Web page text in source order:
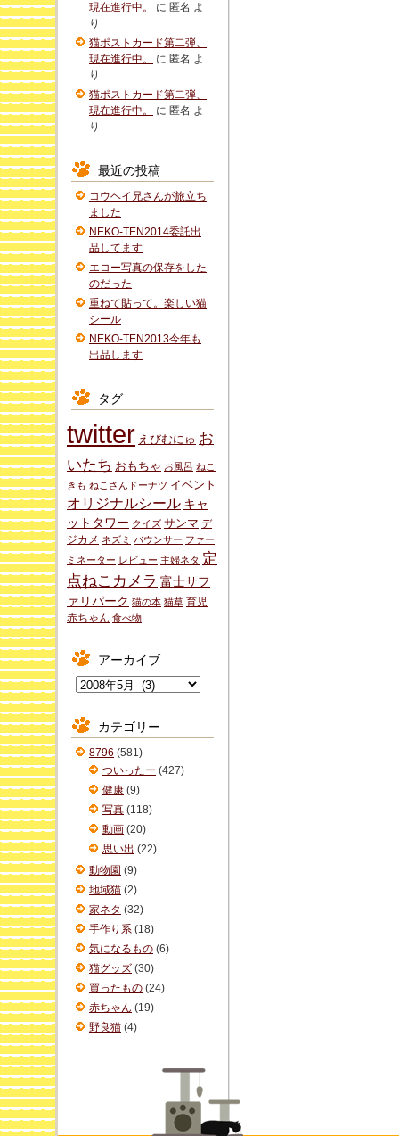
現在進行中。
に 匿名 よ
り
猫ポストカード第二弾、
現在進行中。
に 匿名 よ
り
猫ポストカード第二弾、
現在進行中。
に 匿名 よ
り
最近の投稿
コウヘイ兄さんが旅立ち
ました
NEKO-TEN2014委託出
品してます
エコー写真の保存をした
のだった
重ねて貼って。楽しい猫
シール
NEKO-TEN2013今年も
出品します
タグ
twitter えびむにゅ お
いたち おもちゃ お風呂 ねこ
きも ねこさんドーナツ イベント
オリジナルシール キャ
ットタワー クイズ サンマ デ
ジカメ ネズミ バウンサー ファー
ミネーター レビュー 主婦ネタ 定
点ねこカメラ 富士サフ
ァリパーク 猫の本 猫草 育児
赤ちゃん 食べ物
アーカイブ
イ
ブ
カテゴリー
8796 (581)
ついったー (427)
健康 (9)
写真 (118)
動画 (20)
思い出 (22)
動物園 (9)
地域猫 (2)
家ネタ (32)
手作り系 (18)
気になるもの (6)
猫グッズ (30)
買ったもの (24)
赤ちゃん (19)
野良猫 (4)